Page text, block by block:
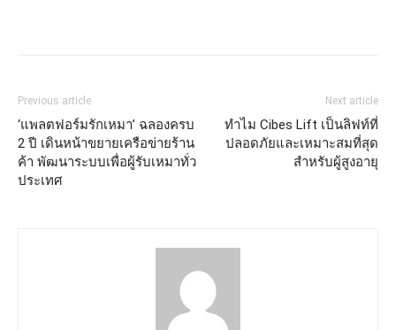
Previous article
‘แพลตฟอร์มรักเหมา’ ฉลองครบ
2 ปี เดินหน้าขยายเครือข่ายร้าน
ค้า พัฒนาระบบเพื่อผู้รับเหมาทั่ว
ประเทศ
Next article
ทำไม Cibes Lift เป็นลิฟท์ที่
ปลอดภัยและเหมาะสมที่สุด
สำหรับผู้สูงอายุ